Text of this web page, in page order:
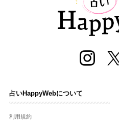
占いHappyWebについて
利用規約